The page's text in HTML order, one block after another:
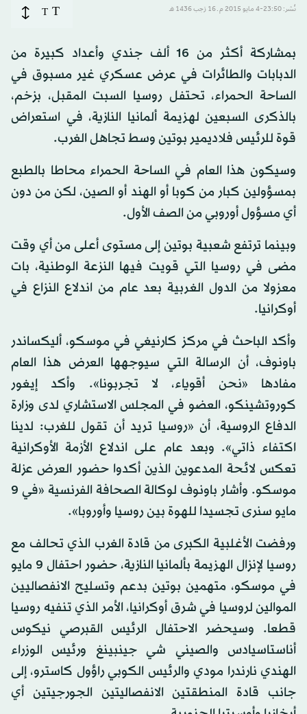
نُشر: 23:50-4 مايو 2015 م ـ 16 رَجب 1436 هـ T
T
بمشاركة أكثر من 16 ألف جندي وأعداد كبيرة من
الدبابات والطائرات في عرض عسكري غير مسبوق في
الساحة الحمراء، تحتفل روسيا السبت المقبل، بزخم،
بالذكرى السبعين لهزيمة ألمانيا النازية، في استعراض
قوة للرئيس فلاديمير بوتين وسط تجاهل الغرب.
وسيكون هذا العام في الساحة الحمراء محاطا بالطبع
بمسؤولين كبار من كوبا أو الهند أو الصين، لكن من دون
أي مسؤول أوروبي من الصف الأول.
وبينما ترتفع شعبية بوتين إلى مستوى أعلى من أي وقت
مضى في روسيا التي قويت فيها النزعة الوطنية، بات
معزولا من الدول الغربية بعد عام من اندلاع النزاع في
أوكرانيا.
وأكد الباحث في مركز كارنيغي في موسكو، أليكساندر
باونوف، أن الرسالة التي سيوجهها العرض هذا العام
مفادها «نحن أقوياء، لا تجربونا». وأكد إيغور
كوروتشينكو، العضو في المجلس الاستشاري لدى وزارة
الدفاع الروسية، أن «روسيا تريد أن تقول للغرب: لدينا
اكتفاء ذاتي». وبعد عام على اندلاع الأزمة الأوكرانية
تعكس لائحة المدعوين الذين أكدوا حضور العرض عزلة
موسكو. وأشار باونوف لوكالة الصحافة الفرنسية «في 9
مايو سنرى تجسيدا للهوة بين روسيا وأوروبا».
ورفضت الأغلبية الكبرى من قادة الغرب الذي تحالف مع
روسيا لإنزال الهزيمة بألمانيا النازية، حضور احتفال 9 مايو
في موسكو، متهمين بوتين بدعم وتسليح الانفصاليين
الموالين لروسيا في شرق أوكرانيا، الأمر الذي تنفيه روسيا
قطعا. وسيحضر الاحتفال الرئيس القبرصي نيكوس
أناستاسيادس والصيني شي جينبينغ ورئيس الوزراء
الهندي نارندرا مودي والرئيس الكوبي راؤول كاسترو، إلى
جانب قادة المنطقتين الانفصاليتين الجورجيتين أي